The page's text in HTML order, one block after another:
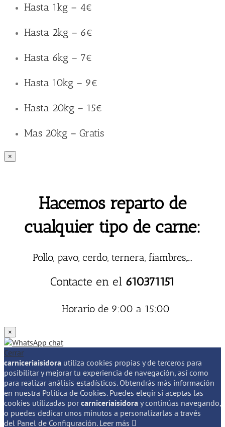
Hasta 1kg – 4€
Hasta 2kg – 6€
Hasta 6kg – 7€
Hasta 10kg – 9€
Hasta 20kg – 15€
Mas 20kg – Gratis
×
Hacemos reparto de
cualquier tipo de carne:
Pollo, pavo, cerdo, ternera, fiambres,….
Contacte en el 610371151
Horario de 9:00 a 15:00
×
Cerrar
carniceriaisidora utiliza cookies propias y de terceros para
posibilitar y mejorar tu experiencia de navegación, así como
para realizar análisis estadísticos. Obtendrás más información
en nuestra Política de Cookies. Puedes elegir si aceptas las
cookies utilizadas porcarniceriaisidora y continúas navegando,
o puedes dedicar unos minutos a personalizarlas a través
del Panel de Configuración. Leer más